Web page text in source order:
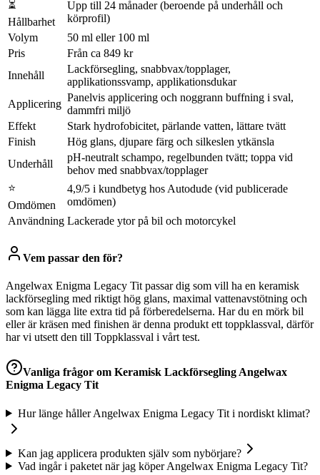
⏳
Hållbarhet
Upp till 24 månader (beroende på underhåll och
körprofil)
Volym
50 ml eller 100 ml
Pris
Från ca 849 kr
Innehåll
Lackförsegling, snabbvax/topplager,
applikationssvamp, applikationsdukar
Applicering
Panelvis applicering och noggrann buffning i sval,
dammfri miljö
Effekt
Stark hydrofobicitet, pärlande vatten, lättare tvätt
Finish
Hög glans, djupare färg och silkeslen ytkänsla
Underhåll
pH-neutralt schampo, regelbunden tvätt; toppa vid
behov med snabbvax/topplager
⭐
Omdömen
4,9/5 i kundbetyg hos Autodude (vid publicerade
omdömen)
Användning Lackerade ytor på bil och motorcykel
Vem passar den för?
Angelwax Enigma Legacy Tit passar dig som vill ha en keramisk
lackförsegling med riktigt hög glans, maximal vattenavstötning och
som kan lägga lite extra tid på förberedelserna. Har du en mörk bil
eller är kräsen med finishen är denna produkt ett toppklassval, därför
har vi utsett den till Toppklassval i vårt test.
Vanliga frågor om Keramisk Lackförsegling Angelwax
Enigma Legacy Tit
Hur länge håller Angelwax Enigma Legacy Tit i nordiskt klimat?
Kan jag applicera produkten själv som nybörjare?
Vad ingår i paketet när jag köper Angelwax Enigma Legacy Tit?